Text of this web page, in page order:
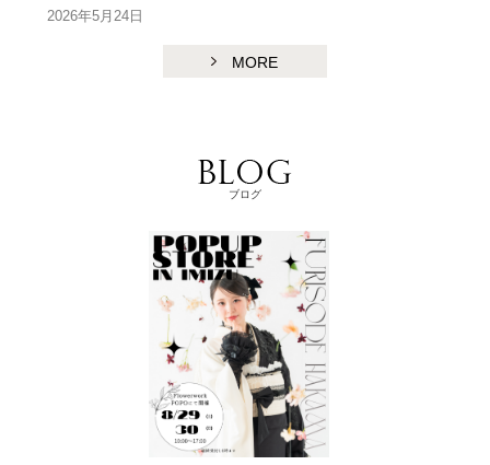
2026年5月24日
MORE
ブログ